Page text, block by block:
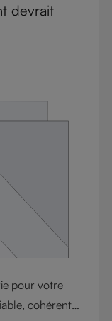
devrait
pour votre
cohérent